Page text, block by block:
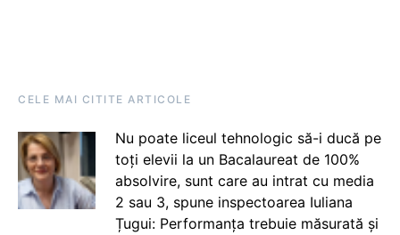
CELE MAI CITITE ARTICOLE
Nu poate liceul tehnologic să-i ducă pe
toți elevii la un Bacalaureat de 100%
absolvire, sunt care au intrat cu media
2 sau 3, spune inspectoarea Iuliana
Țugui: Performanța trebuie măsurată și